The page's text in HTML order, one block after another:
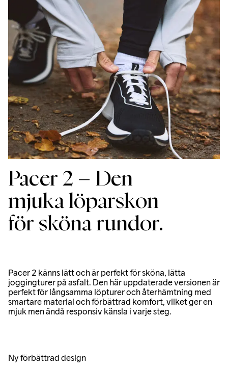
Pacer 2 – Den
mjuka löparskon
för sköna rundor.
Pacer 2 känns lätt och är perfekt för sköna, lätta
joggingturer på asfalt. Den här uppdaterade versionen är
perfekt för långsamma löpturer och återhämtning med
smartare material och förbättrad komfort, vilket ger en
mjuk men ändå responsiv känsla i varje steg.
Ny förbättrad design